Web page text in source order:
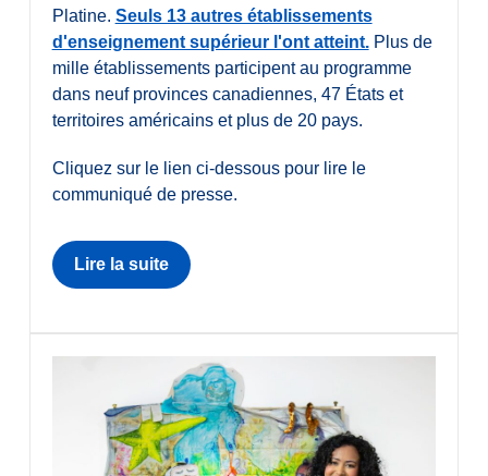
Platine. Seuls 13 autres établissements
d'enseignement supérieur l'ont atteint.Plus de
mille établissements participent au programme
dans neuf provinces canadiennes, 47 États et
territoires américains et plus de 20 pays.
Cliquez sur le lien ci-dessous pour lire le
communiqué de presse.
Lire la suite